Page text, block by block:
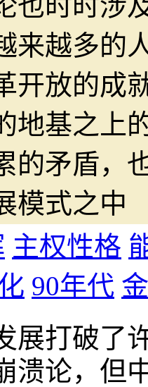
来越多的
开放的成
地基之上
的矛盾，
模式之中
主权性格
90年代
展打破了
溃论，但